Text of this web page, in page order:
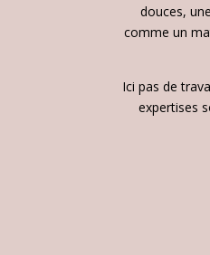
douces,
comme un
Ici pas de
expertises